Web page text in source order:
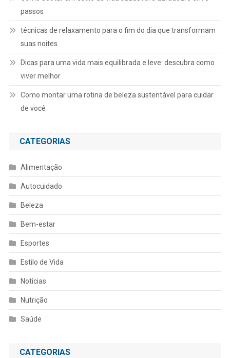
passos
técnicas de relaxamento para o fim do dia que transformam
suas noites
Dicas para uma vida mais equilibrada e leve: descubra como
viver melhor
Como montar uma rotina de beleza sustentável para cuidar
de você
CATEGORIAS
Alimentação
Autocuidado
Beleza
Bem-estar
Esportes
Estilo de Vida
Notícias
Nutrição
Saúde
CATEGORIAS